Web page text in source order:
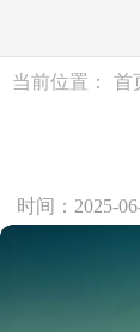
当前位置： 首
时间：2025-